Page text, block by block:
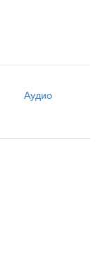
Аудио